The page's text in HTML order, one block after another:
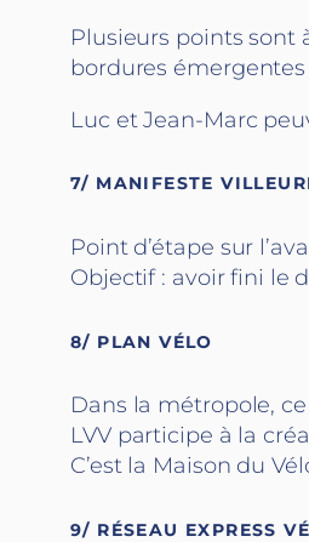
Plusieurs points sont
bordures
Luc et Jean-Marc
7/ MANIFESTE
Point d’étape sur
Objectif : avoir fini le
8/ PLAN VÉLO
Dans la métropole,
LVV participe à la
C’est la Maison du
9/ RÉSEAU EXPRESS